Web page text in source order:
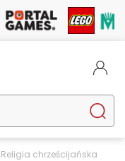
Religia chrześcijańska